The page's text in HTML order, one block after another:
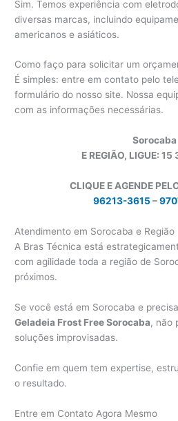
Sim. Temos experiência com
diversas marcas, incluindo
americanos e asiáticos.
Como faço para solicitar um
É simples: entre em contato pelo
formulário do nosso site. Nossa
com as informações necessárias.
Sorocaba
E REGIÃO, LIGUE:
CLIQUE E AGENDE
96213-3615 –
Atendimento em Sorocaba e Região
A Bras Técnica está
com agilidade toda a região de
próximos.
Se você está em Sorocaba e
Geladeia Frost Free Sorocaba, não
soluções improvisadas.
Confie em quem tem expertise,
o resultado.
Entre em Contato Agora Mesmo